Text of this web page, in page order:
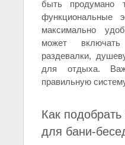
быть продумано
функциональные
максимально
может
раздевалки,
для отдыха.
правильную
Как
для бани-